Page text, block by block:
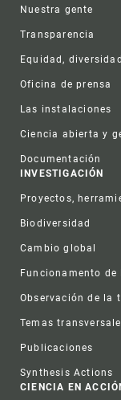
Nuestra gente
Transparencia
Equidad,
Oficina de prensa
Las instalaciones
Ciencia abierta y
Documentación
INVESTIGACIÓN
Proyectos,
Biodiversidad
Cambio global
Funcionamento de
Observación de la
Temas
Publicaciones
Synthesis Actions
CIENCIA EN